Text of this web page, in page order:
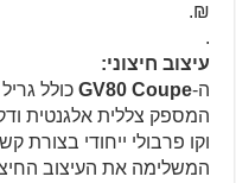
₪.
עיצוב חיצוני:
GV80 Coupe כולל גריל
המספק צללית אלגנטית
וקו פרבולי ייחודי בצורת
המשלימה את העיצוב